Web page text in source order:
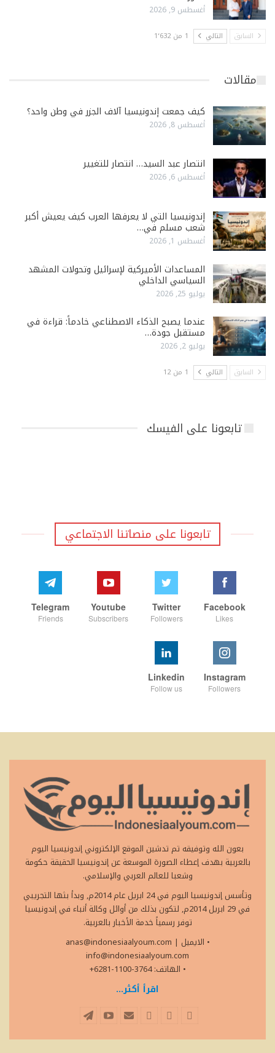
أغسطس 9, 2026
السابق التالي 1 من 1٬632
مقالات
كيف جمعت إندونيسيا آلاف الجزر في وطن واحد؟
أغسطس 8, 2026
انتصار عبد السيد… انتصار للتغيير
أغسطس 6, 2026
إندونيسيا التي لا يعرفها العرب كيف يعيش أكبر
شعب مسلم في…
أغسطس 1, 2026
المساعدات الأميركية لإسرائيل وتحولات المشهد
السياسي الداخلي
يوليو 25, 2026
عندما يصبح الذكاء الاصطناعي خادماً: قراءة في
مستقبل جودة…
يوليو 2, 2026
السابق التالي 1 من 12
تابعونا على الفيسك
تابعونا على منصاتنا الاجتماعي
Facebook
Likes
Twitter
Followers
Youtube
Subscribers
Telegram
Friends
Instagram
Followers
Linkedin
Follow us
بعون الله وتوفيقه تم تدشين الموقع الإلكتروني إندونيسيا اليوم
بالعربية بهدف إعطاء الصورة الموسعة عن إندونيسيا الحقيقة حكومة
وشعبا للعالم العربي والإسلامي.
وتأسس إندونيسيا اليوم في 24 ابريل عام 2014م, وبدأ بثها التجريبي
في 29 ابريل 2014م, لتكون بذلك من أوائل وكالة أنباء في إندونيسيا
توفر رسمياً خدمة الأخبار بالعربية.
• الايميل
anas@indonesiaalyoum.com |
info@indonesiaalyoum.com
• الهاتف: 3764-1100-6281+
اقرأ أكثر...